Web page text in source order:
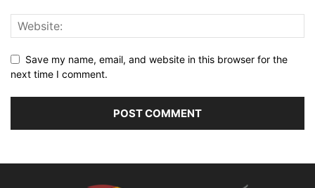
Save my name, email, and website in this browser for the
next time I comment.